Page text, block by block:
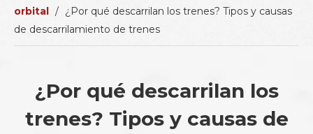
orbital / ¿Por qué descarrilan los trenes? Tipos y causas
de descarrilamiento de trenes
¿Por qué descarrilan los
trenes? Tipos y causas de